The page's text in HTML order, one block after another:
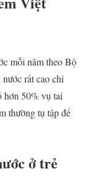
mỗi năm theo Bộ
rất cao chỉ
hơn 50% vụ tai
thường tụ tập để
ở trẻ